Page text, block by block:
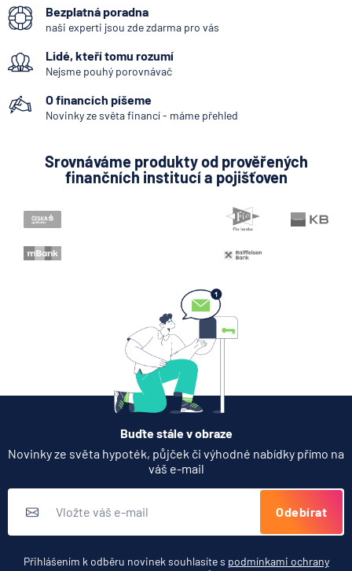
Okamžitá platba
Systémově významná banka
Kodex mobility klientů
Internetové bankovnictví - internetbanking
Bankovní licence
Konstantní symbol
Variabilní symbol
Bezplatná poradna
naši experti jsou zde zdarma pro vás
Lidé, kteří tomu rozumí
Nejsme pouhý porovnávač
O financích píšeme
Novinky ze světa financí - máme přehled
Srovnáváme produkty od prověřených
finančních institucí a pojišťoven
Buďte stále v obraze
Novinky ze světa hypoték, půjček či výhodné nabídky přímo na
váš e-mail
Odebírat
Přihlášením k odběru novinek souhlasíte s podmínkami ochrany